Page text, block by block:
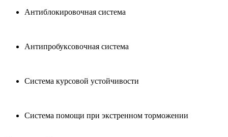
Антиблокировочная система
Антипробуксовочная система
Система курсовой устойчивости
Система помощи при экстренном торможении